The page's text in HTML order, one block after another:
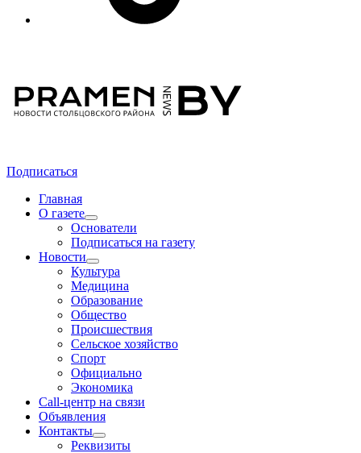
Подписаться
Главная
О газете
Основатели
Подписаться на газету
Новости
Культура
Медицина
Образование
Общество
Происшествия
Сельское хозяйство
Спорт
Официально
Экономика
Call-центр на связи
Объявления
Контакты
Реквизиты